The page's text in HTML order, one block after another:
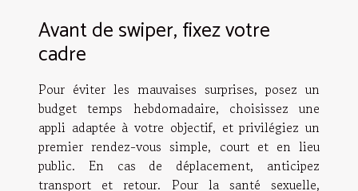
Avant de swiper, fixez votre
cadre
Pour éviter les mauvaises surprises, posez un
budget temps hebdomadaire, choisissez une
appli adaptée à votre objectif, et privilégiez un
premier rendez-vous simple, court et en lieu
public. En cas de déplacement, anticipez
transport et retour. Pour la santé sexuelle,